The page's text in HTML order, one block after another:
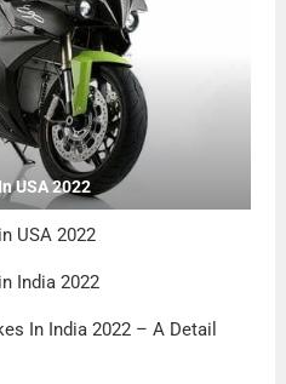
USA 2022
USA 2022
India 2022
In India 2022 – A Detail